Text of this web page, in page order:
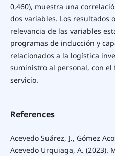
0,460), muestra una
dos variables. Los resultados
relevancia de las variables
programas de inducción y
relacionados a la logística
suministro al personal, con
servicio.
References
Acevedo Suárez, J., Gómez
Acevedo Urquiaga, A. (2023).